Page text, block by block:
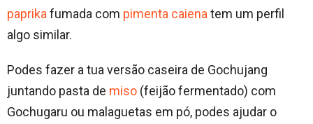
paprika fumada com pimenta caiena tem um perfil
algo similar.
Podes fazer a tua versão caseira de Gochujang
juntando pasta de miso (feijão fermentado) com
Gochugaru ou malaguetas em pó, podes ajudar o